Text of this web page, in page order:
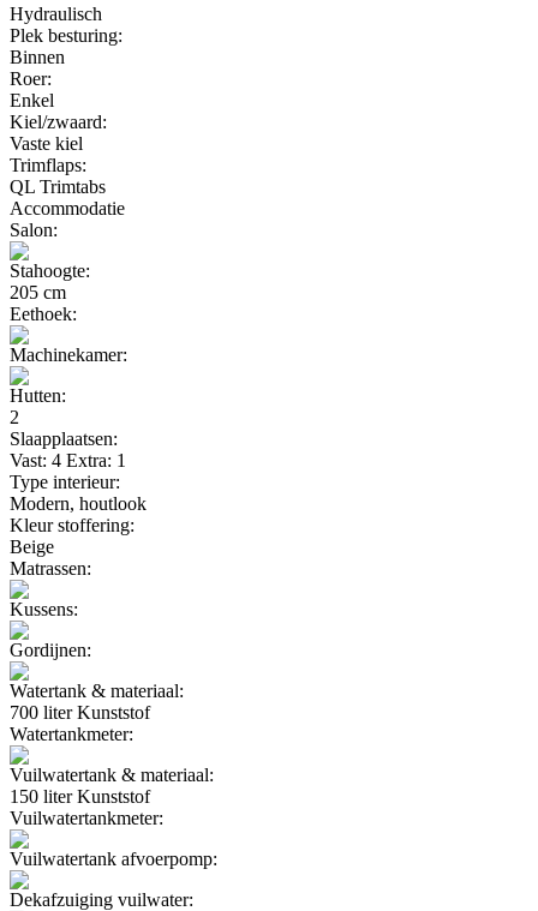
Hydraulisch
Plek besturing:
Binnen
Roer:
Enkel
Kiel/zwaard:
Vaste kiel
Trimflaps:
QL Trimtabs
Accommodatie
Salon:
Stahoogte:
205 cm
Eethoek:
Machinekamer:
Hutten:
2
Slaapplaatsen:
Vast: 4 Extra: 1
Type interieur:
Modern, houtlook
Kleur stoffering:
Beige
Matrassen:
Kussens:
Gordijnen:
Watertank & materiaal:
700 liter Kunststof
Watertankmeter:
Vuilwatertank & materiaal:
150 liter Kunststof
Vuilwatertankmeter:
Vuilwatertank afvoerpomp:
Dekafzuiging vuilwater: